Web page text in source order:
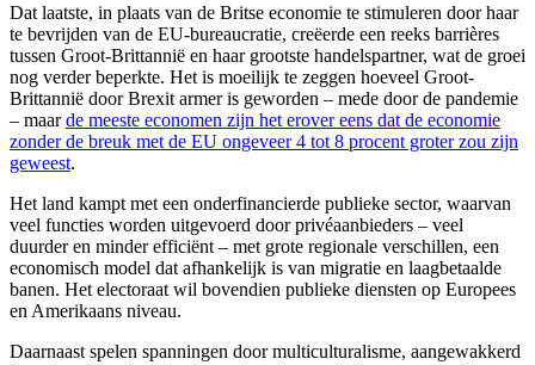
Dat laatste, in plaats van de Britse economie te stimuleren door haar
te bevrijden van de EU-bureaucratie, creëerde een reeks barrières
tussen Groot-Brittannië en haar grootste handelspartner, wat de groei
nog verder beperkte. Het is moeilijk te zeggen hoeveel Groot-
Brittannië door Brexit armer is geworden – mede door de pandemie
– maarde meeste economen zijn het erover eens dat de economie
zonder de breuk met de EU ongeveer 4 tot 8 procent groter zou zijn
geweest.
Het land kampt met een onderfinancierde publieke sector, waarvan
veel functies worden uitgevoerd door privéaanbieders – veel
duurder en minder efficiënt – met grote regionale verschillen, een
economisch model dat afhankelijk is van migratie en laagbetaalde
banen. Het electoraat wil bovendien publieke diensten op Europees
en Amerikaans niveau.
Daarnaast spelen spanningen door multiculturalisme, aangewakkerd